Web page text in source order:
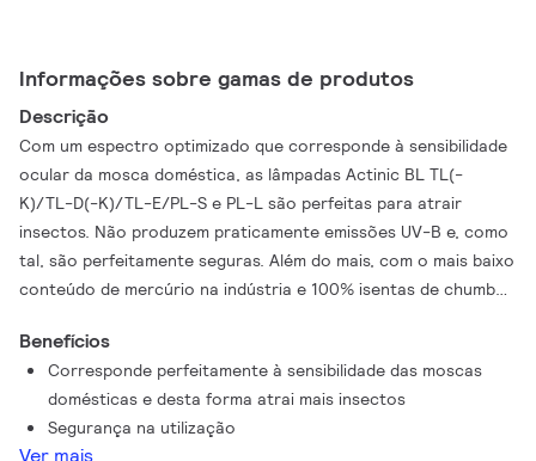
Informações sobre gamas de produtos
Descrição
Com um espectro optimizado que corresponde à sensibilidade
ocular da mosca doméstica, as lâmpadas Actinic BL TL(-
K)/TL-D(-K)/TL-E/PL-S e PL-L são perfeitas para atrair
insectos. Não produzem praticamente emissões UV-B e, como
tal, são perfeitamente seguras. Além do mais, com o mais baixo
conteúdo de mercúrio na indústria e 100% isentas de chumbo,
ambiental. Por outro lado, a disponibilidade de uma vasta gama
de formas (rectas (T5, T8, T12), circulares (TL-E) e compactas
(PL-S/PL-L)) e potências permite todos os tipos de designs
para os electrocutores de insectos.
Benefícios
Corresponde perfeitamente à sensibilidade das moscas
domésticas e desta forma atrai mais insectos
Segurança na utilização
Ver mais